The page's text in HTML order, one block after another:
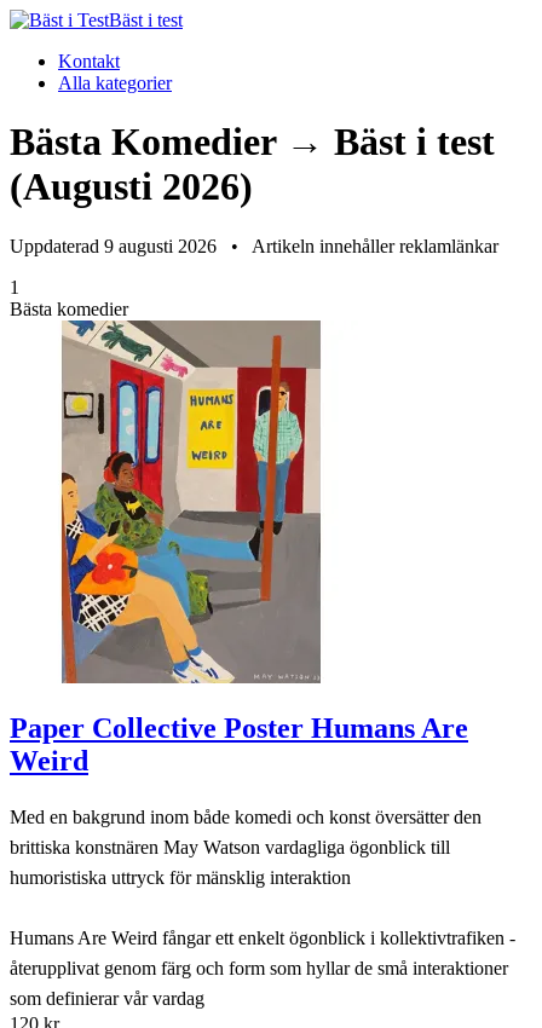
Bäst i test
Kontakt
Alla kategorier
Bästa Komedier → Bäst i test
(Augusti 2026)
Uppdaterad 9 augusti 2026 •
Artikeln innehåller reklamlänkar
1
Bästa komedier
Paper Collective Poster Humans Are
Weird
Med en bakgrund inom både komedi och konst översätter den
brittiska konstnären May Watson vardagliga ögonblick till
humoristiska uttryck för mänsklig interaktion
Humans Are Weird fångar ett enkelt ögonblick i kollektivtrafiken -
återupplivat genom färg och form som hyllar de små interaktioner
som definierar vår vardag
120 kr